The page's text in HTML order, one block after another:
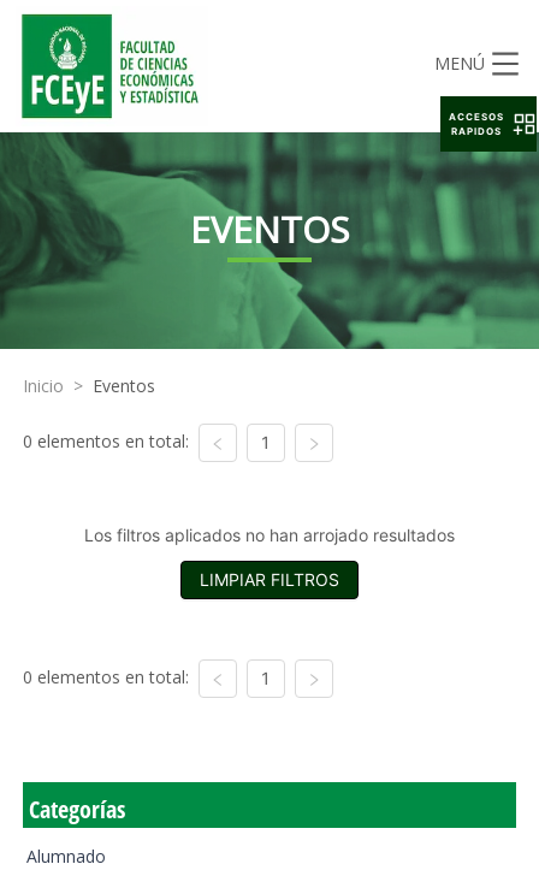
MENÚ
EVENTOS
Inicio > Eventos
0 elementos en total: 1
Los filtros aplicados no han arrojado resultados
LIMPIAR FILTROS
0 elementos en total: 1
Categorías
Alumnado
ACCESOS
RAPIDOS